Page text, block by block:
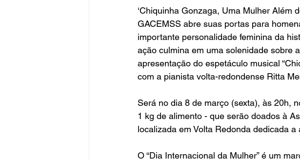
‘Chiquinha Gonzaga, Uma Mulher Além
GACEMSS abre suas portas para
importante personalidade feminina da
ação culmina em uma solenidade sobre
apresentação do espetáculo musical
com a pianista volta-redondense Ritta
Será no dia 8 de março (sexta), às 20h,
1 kg de alimento - que serão doados à
localizada em Volta Redonda dedicada
O “Dia Internacional da Mulher” é um